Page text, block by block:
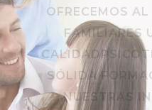
OFRECEMOS
FAMILIARES
SÓLIDA
NUESTRAS